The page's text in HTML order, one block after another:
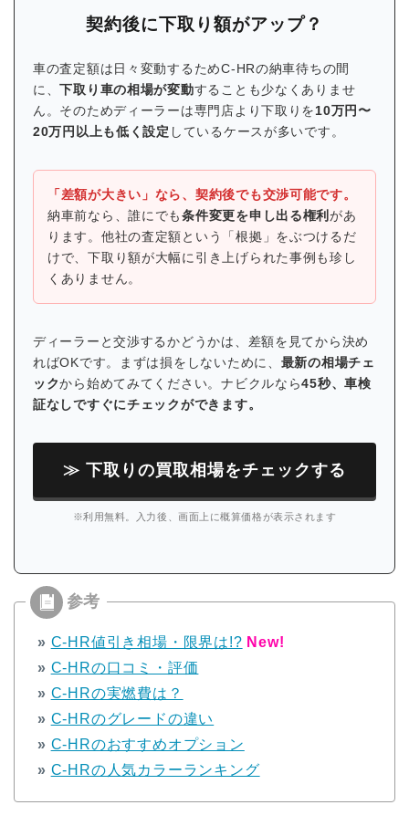
契約後に下取り額がアップ？
車の査定額は日々変動するためC-HRの納車待ちの間
に、下取り車の相場が変動することも少なくありませ
ん。そのためディーラーは専門店より下取りを10万円〜
20万円以上も低く設定 しているケースが多いです。
「差額が大きい」なら、契約後でも交渉可能です。
納車前なら、誰にでも条件変更を申し出る権利があ
ります。他社の査定額という「根拠」をぶつけるだ
けで、下取り額が大幅に引き上げられた事例も珍し
くありません。
ディーラーと交渉するかどうかは、差額を見てから決め
ればOKです。まずは損をしないために、 最新の相場チェ
ックから始めてみてください。ナビクルなら45秒、車検
証なしですぐにチェックができます。
≫ 下取りの買取相場をチェックする
※利用無料。入力後、画面上に概算価格が表示されます
» C-HR値引き相場・限界は!? New!
» C-HRの口コミ・評価
» C-HRの実燃費は？
» C-HRのグレードの違い
» C-HRのおすすめオプション
» C-HRの人気カラーランキング